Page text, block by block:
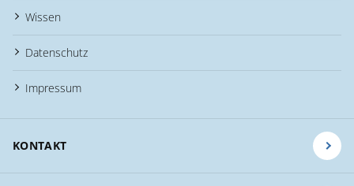
Wissen
Datenschutz
Impressum
KONTAKT